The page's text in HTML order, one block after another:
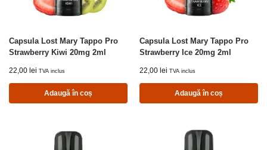
Capsula Lost Mary Tappo Pro
Strawberry Kiwi 20mg 2ml
22,00 lei TVA inclus
Adaugă în coș
Capsula Lost Mary Tappo Pro
Strawberry Ice 20mg 2ml
22,00 lei TVA inclus
Adaugă în coș